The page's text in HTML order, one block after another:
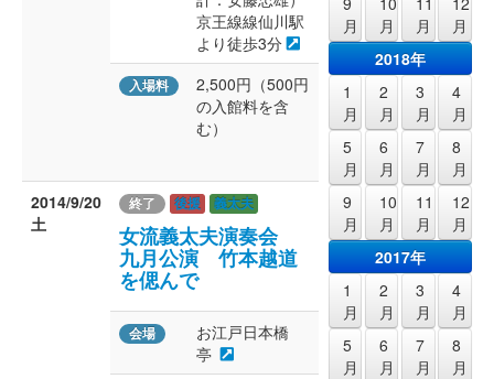
京王線線仙川駅
より徒歩3分
入場料
2,500円（500円
の入館料を含
む）
2014/9/20
土
終了 後援 義太夫
女流義太夫演奏会
九月公演 竹本越道
を偲んで
会場
お江戸日本橋
亭
月
月
月
月
2018年
1
月
2
月
3
月
4
月
5
月
6
月
7
月
8
月
9
月
10
月
11
月
12
月
2017年
1
月
2
月
3
月
4
月
5
月
6
月
7
月
8
月